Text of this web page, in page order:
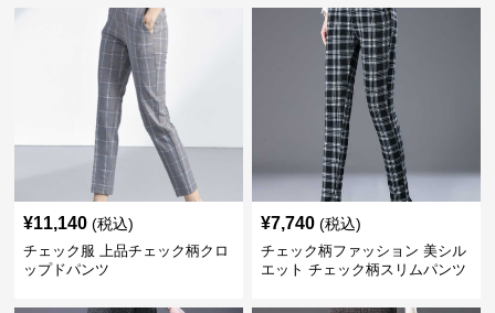
¥11,140 (税込)
チェック服 上品チェック柄クロ
ップドパンツ
¥7,740 (税込)
チェック柄ファッション 美シル
エット チェック柄スリムパンツ